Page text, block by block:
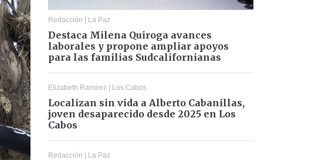
Redacción | La Paz
Destaca Milena Quiroga avances
laborales y propone ampliar apoyos
para las familias Sudcalifornianas
Elizabeth Ramírez | Los Cabos
Localizan sin vida a Alberto Cabanillas,
joven desaparecido desde 2025 en Los
Cabos
Redacción | La Paz